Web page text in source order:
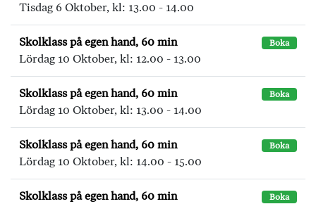
Tisdag 6 Oktober, kl: 13.00 - 14.00
Skolklass på egen hand, 60 min Boka
Lördag 10 Oktober, kl: 12.00 - 13.00
Skolklass på egen hand, 60 min Boka
Lördag 10 Oktober, kl: 13.00 - 14.00
Skolklass på egen hand, 60 min Boka
Lördag 10 Oktober, kl: 14.00 - 15.00
Skolklass på egen hand, 60 min Boka